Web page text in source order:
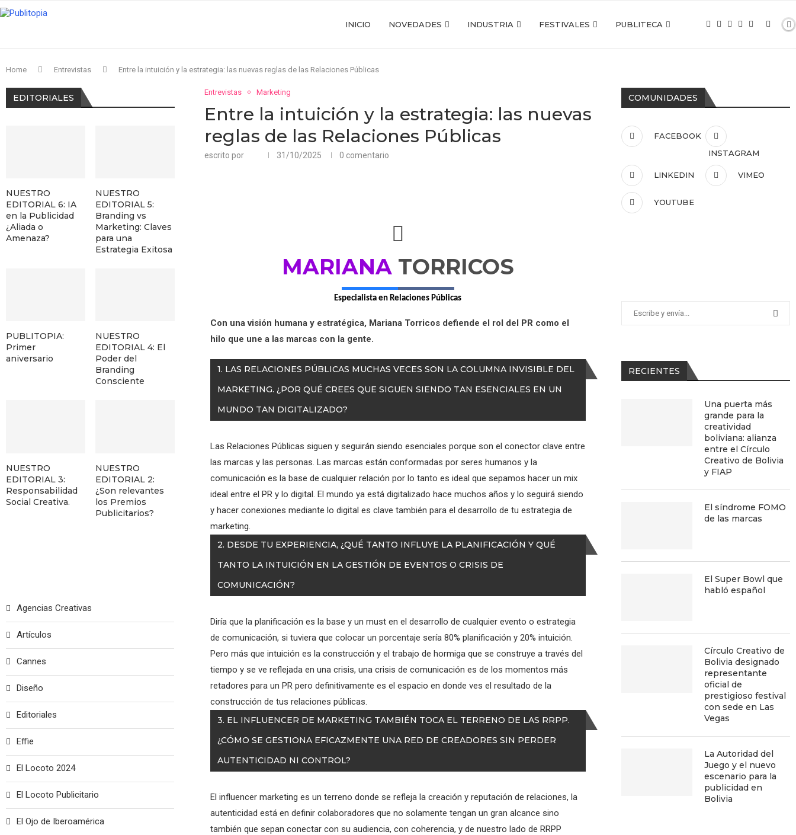
INICIO NOVEDADES INDUSTRIA FESTIVALES PUBLITECA
Home Entrevistas Entre la intuición y la estrategia: las nuevas reglas de las Relaciones Públicas
Entrevistas Marketing
Entre la intuición y la estrategia: las nuevas
reglas de las Relaciones Públicas
escrito por 31/10/2025 0 comentario
MARIANA TORRICOS
Especialista en Relaciones Públicas
Con una visión humana y estratégica, Mariana Torricos defiende el rol del PR como el
hilo que une a las marcas con la gente.
1. LAS RELACIONES PÚBLICAS MUCHAS VECES SON LA COLUMNA INVISIBLE DEL
MARKETING. ¿POR QUÉ CREES QUE SIGUEN SIENDO TAN ESENCIALES EN UN
MUNDO TAN DIGITALIZADO?
Las Relaciones Públicas siguen y seguirán siendo esenciales porque son el conector clave entre
las marcas y las personas. Las marcas están conformadas por seres humanos y la
comunicación es la base de cualquier relación por lo tanto es ideal que sepamos hacer un mix
ideal entre el PR y lo digital. El mundo ya está digitalizado hace muchos años y lo seguirá siendo
y hacer conexiones mediante lo digital es clave también para el desarrollo de tu estrategia de
marketing.
2. DESDE TU EXPERIENCIA, ¿QUÉ TANTO INFLUYE LA PLANIFICACIÓN Y QUÉ
TANTO LA INTUICIÓN EN LA GESTIÓN DE EVENTOS O CRISIS DE
COMUNICACIÓN?
Diría que la planificación es la base y un must en el desarrollo de cualquier evento o estrategia
de comunicación, si tuviera que colocar un porcentaje sería 80% planificación y 20% intuición.
Pero más que intuición es la construcción y el trabajo de hormiga que se construye a través del
tiempo y se ve reflejada en una crisis, una crisis de comunicación es de los momentos más
retadores para un PR pero definitivamente es el espacio en donde ves el resultado de la
construcción de tus relaciones públicas.
3. EL INFLUENCER DE MARKETING TAMBIÉN TOCA EL TERRENO DE LAS RRPP.
¿CÓMO SE GESTIONA EFICAZMENTE UNA RED DE CREADORES SIN PERDER
AUTENTICIDAD NI CONTROL?
El influencer marketing es un terreno donde se refleja la creación y reputación de relaciones, la
autenticidad está en definir colaboradores que no solamente tengan un gran alcance sino
también que sepan conectar con su audiencia, con coherencia, y de nuestro lado de RRPP
COMUNIDADES
FACEBOOK
INSTAGRAM
LINKEDIN VIMEO
YOUTUBE
RECIENTES
Una puerta más
grande para la
creatividad
boliviana: alianza
entre el Círculo
Creativo de Bolivia
y FIAP
El síndrome FOMO
de las marcas
El Super Bowl que
habló español
Círculo Creativo de
Bolivia designado
representante
oficial de
prestigioso festival
con sede en Las
Vegas
La Autoridad del
Juego y el nuevo
escenario para la
publicidad en
Bolivia
EDITORIALES
NUESTRO
EDITORIAL 6: IA
en la Publicidad
¿Aliada o
Amenaza?
NUESTRO
EDITORIAL 5:
Branding vs
Marketing: Claves
para una
Estrategia Exitosa
PUBLITOPIA:
Primer
aniversario
NUESTRO
EDITORIAL 4: El
Poder del
Branding
Consciente
NUESTRO
EDITORIAL 3:
Responsabilidad
Social Creativa.
NUESTRO
EDITORIAL 2:
¿Son relevantes
los Premios
Publicitarios?
Agencias Creativas
Artículos
Cannes
Diseño
Editoriales
Effie
El Locoto 2024
El Locoto Publicitario
El Ojo de Iberoamérica